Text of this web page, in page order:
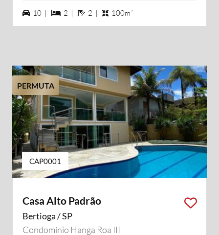
10 vagas na garagem
10 | 2 dormiórios
2 | 2 banheiros
2 | 100m²
PERMUTA
CAP0001
Casa Alto Padrão
Bertioga / SP
Condomínio Hanga Roa III